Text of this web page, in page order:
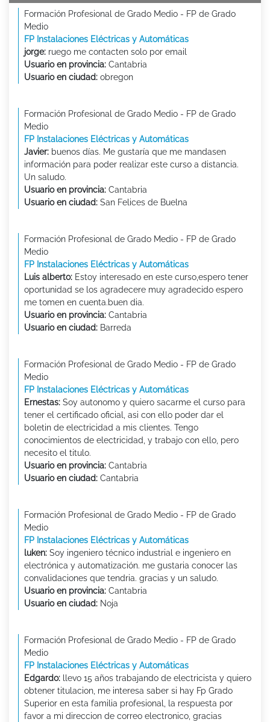
Formación Profesional de Grado Medio - FP de Grado
Medio
FP Instalaciones Eléctricas y Automáticas
jorge: ruego me contacten solo por email
Usuario en provincia: Cantabria
Usuario en ciudad: obregon
Formación Profesional de Grado Medio - FP de Grado
Medio
FP Instalaciones Eléctricas y Automáticas
Javier: buenos días. Me gustaría que me mandasen
información para poder realizar este curso a distancia.
Un saludo.
Usuario en provincia: Cantabria
Usuario en ciudad: San Felices de Buelna
Formación Profesional de Grado Medio - FP de Grado
Medio
FP Instalaciones Eléctricas y Automáticas
Luis alberto: Estoy interesado en este curso,espero tener
oportunidad se los agradecere muy agradecido espero
me tomen en cuenta.buen dia.
Usuario en provincia: Cantabria
Usuario en ciudad: Barreda
Formación Profesional de Grado Medio - FP de Grado
Medio
FP Instalaciones Eléctricas y Automáticas
Ernestas: Soy autonomo y quiero sacarme el curso para
tener el certificado oficial, asi con ello poder dar el
boletin de electricidad a mis clientes. Tengo
conocimientos de electricidad, y trabajo con ello, pero
necesito el titulo.
Usuario en provincia: Cantabria
Usuario en ciudad: Cantabria
Formación Profesional de Grado Medio - FP de Grado
Medio
FP Instalaciones Eléctricas y Automáticas
luken: Soy ingeniero técnico industrial e ingeniero en
electrónica y automatización. me gustaria conocer las
convalidaciones que tendria. gracias y un saludo.
Usuario en provincia: Cantabria
Usuario en ciudad: Noja
Formación Profesional de Grado Medio - FP de Grado
Medio
FP Instalaciones Eléctricas y Automáticas
Edgardo: llevo 15 años trabajando de electricista y quiero
obtener titulacion, me interesa saber si hay Fp Grado
Superior en esta familia profesional, la respuesta por
favor a mi direccion de correo electronico, gracias